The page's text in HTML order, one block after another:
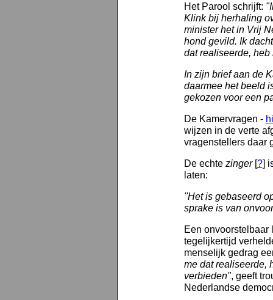
Het Parool schrijft:
Klink bij herhaling
minister het in Vrij
hond gevild. Ik
dat realiseerde,
In zijn brief aan de
daarmee het beeld
gekozen voor een
De Kamervragen -
wijzen in de verte
vragenstellers daar
De echte zinger[?]
laten:
''Het is gebaseerd
sprake is van
Een onvoorstelbaar
tegelijkertijd
menselijk gedrag
me dat realiseerde,
verbieden", geeft
Nederlandse